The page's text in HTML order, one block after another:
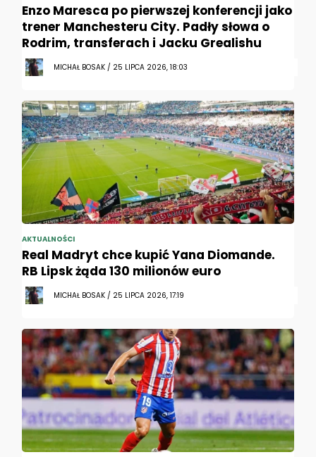
Enzo Maresca po pierwszej konferencji jako
trener Manchesteru City. Padły słowa o
Rodrim, transferach i Jacku Grealishu
MICHAŁ BOSAK / 25 LIPCA 2026, 18:03
AKTUALNOŚCI
Real Madryt chce kupić Yana Diomande.
RB Lipsk żąda 130 milionów euro
MICHAŁ BOSAK / 25 LIPCA 2026, 17:19